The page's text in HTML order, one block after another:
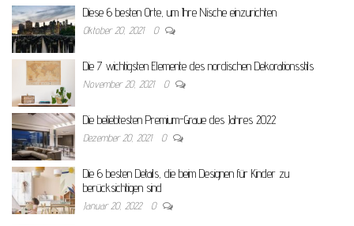
Diese 6 besten Orte, um Ihre Nische einzurichten
Oktober 20, 2021 0
Die 7 wichtigsten Elemente des nordischen Dekorationsstils
November 20, 2021 0
Die beliebtesten Premium-Graue des Jahres 2022
Dezember 20, 2021 0
Die 6 besten Details, die beim Designen für Kinder zu
berücksichtigen sind
Januar 20, 2022 0